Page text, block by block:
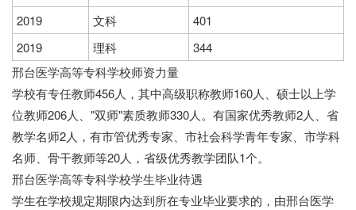
2019
文科
401
2019
理科
344
邢台医学高等专科学校师资力量
学校有专任教师456人，其中高级职称教师160人、硕士以上学
位教师206人、"双师"素质教师330人。有国家优秀教师2人、省
教学名师2人，有市管优秀专家、市社会科学青年专家、市学科
名师、骨干教师等20人，省级优秀教学团队1个。
邢台医学高等专科学校学生毕业待遇
学生在学校规定期限内达到所在专业毕业要求的，由邢台医学